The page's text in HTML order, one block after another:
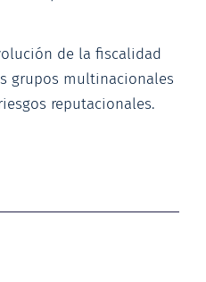
de la fiscalidad
grupos multinacionales
reputacionales.